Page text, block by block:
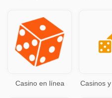
Casino en línea Casinos